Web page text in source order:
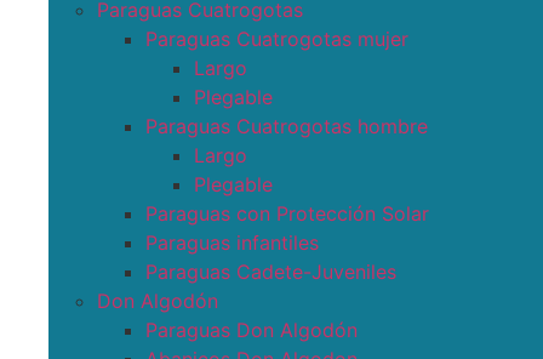
Paraguas Cuatrogotas
Paraguas Cuatrogotas mujer
Largo
Plegable
Paraguas Cuatrogotas hombre
Largo
Plegable
Paraguas con Protección Solar
Paraguas infantiles
Paraguas Cadete-Juveniles
Don Algodón
Paraguas Don Algodón